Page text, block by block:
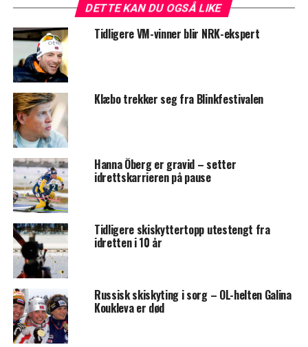
DETTE KAN DU OGSÅ LIKE
Tidligere VM-vinner blir NRK-ekspert
Klæbo trekker seg fra Blinkfestivalen
Hanna Öberg er gravid – setter
idrettskarrieren på pause
Tidligere skiskyttertopp utestengt fra
idretten i 10 år
Russisk skiskyting i sorg – OL-helten Galina
Koukleva er død